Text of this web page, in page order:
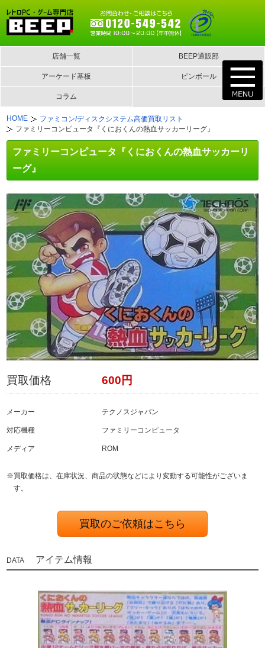
店舗一覧 BEEP通販部
アーケード基板 ピンボール
コラム
HOME
ファミコン/ディスクシステム高価買取リスト
ファミリーコンピュータ『くにおくんの熱血サッカーリーグ』
ファミリーコンピュータ『くにおくんの熱血サッカーリ
ーグ』
買取価格 600円
メーカー テクノスジャパン
対応機種 ファミリーコンピュータ
メディア ROM
※買取価格は、在庫状況、商品の状態などにより変動する可能性がございま
す。
買取のご依頼はこちら
アイテム情報